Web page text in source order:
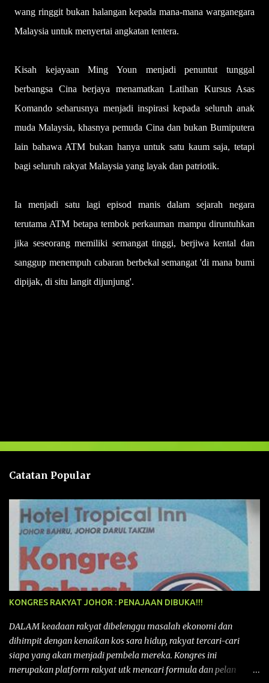
wang ringgit bukan halangan kepada mana-mana warganegara
Malaysia untuk menyertai angkatan tentera.
Kisah kejayaan Ming Youn menjadi penuntut tunggal
berbangsa Cina berjaya menamatkan Latihan Kursus Asas
Komando seharusnya menjadi inspirasi kepada seluruh anak
muda Malaysia, khasnya pemuda Cina dan bukan Bumiputera
lain bahawa ATM bukan hanya untuk satu kaum saja, tetapi
bagi seluruh rakyat Malaysia yang layak dan patriotik.
Ia menjadi satu lagi episod manis dalam sejarah negara
terutama ATM betapa tembok perkauman mampu diruntuhkan
jika seseorang memiliki semangat tinggi, berjiwa kental dan
sanggup menempuh cabaran berbekal semangat 'di mana bumi
dipijak, di situ langit dijunjung'.
a
n
Catatan Popular
KONGRES RAKYAT JOHOR : PENAJAAN DIBUKA!!!
DALAM keadaan rakyat dibelenggu masalah ekonomi dan
dihimpit dengan kenaikan kos sara hidup, rakyat tercari-cari
siapa yang akan menjadi pembela mereka. Kongres ini
merupakan platform rakyat utk mencari formula dan pelan